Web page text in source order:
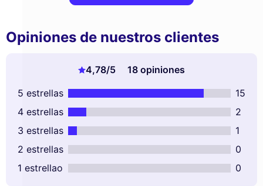
Opiniones de nuestros clientes
4,78/5
18 opiniones
5 estrellas
15
4 estrellas
2
3 estrellas
1
2 estrellas
0
1 estrellao
0